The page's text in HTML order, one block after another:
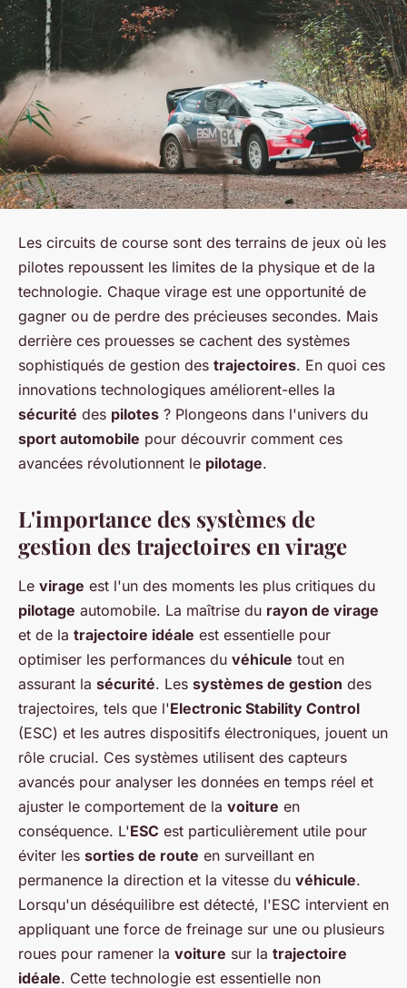
Les circuits de course sont des terrains de jeux où les
pilotes repoussent les limites de la physique et de la
technologie. Chaque virage est une opportunité de
gagner ou de perdre des précieuses secondes. Mais
derrière ces prouesses se cachent des systèmes
sophistiqués de gestion des trajectoires. En quoi ces
innovations technologiques améliorent-elles la
sécurité des pilotes ? Plongeons dans l'univers du
sport automobile pour découvrir comment ces
avancées révolutionnent le pilotage.
L'importance des systèmes de
gestion des trajectoires en virage
Le virage est l'un des moments les plus critiques du
pilotage automobile. La maîtrise du rayon de virage
et de la trajectoire idéale est essentielle pour
optimiser les performances du véhicule tout en
assurant la sécurité. Les systèmes de gestion des
trajectoires, tels que l'Electronic Stability Control
(ESC) et les autres dispositifs électroniques, jouent un
rôle crucial. Ces systèmes utilisent des capteurs
avancés pour analyser les données en temps réel et
ajuster le comportement de la voiture en
conséquence. L'ESC est particulièrement utile pour
éviter les sorties de route en surveillant en
permanence la direction et la vitesse du véhicule.
Lorsqu'un déséquilibre est détecté, l'ESC intervient en
appliquant une force de freinage sur une ou plusieurs
roues pour ramener la voiture sur la trajectoire
idéale. Cette technologie est essentielle non